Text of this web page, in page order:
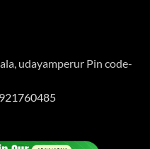
udayamperur Pin code-